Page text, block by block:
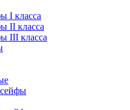
I класса
II класса
III класса